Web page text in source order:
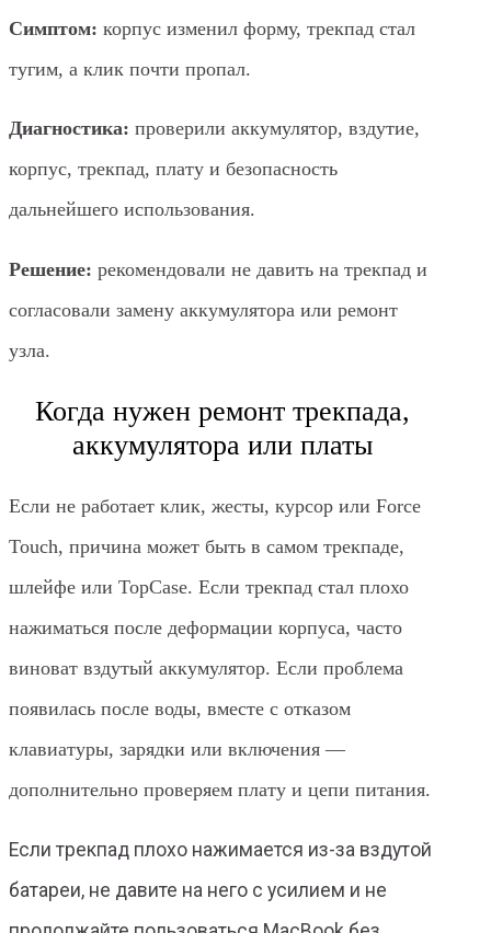
Симптом: корпус изменил форму, трекпад стал
тугим, а клик почти пропал.
Диагностика: проверили аккумулятор, вздутие,
корпус, трекпад, плату и безопасность
дальнейшего использования.
Решение: рекомендовали не давить на трекпад и
согласовали замену аккумулятора или ремонт
узла.
Когда нужен ремонт трекпада,
аккумулятора или платы
Если не работает клик, жесты, курсор или Force
Touch, причина может быть в самом трекпаде,
шлейфе или TopCase. Если трекпад стал плохо
нажиматься после деформации корпуса, часто
виноват вздутый аккумулятор. Если проблема
появилась после воды, вместе с отказом
клавиатуры, зарядки или включения —
дополнительно проверяем плату и цепи питания.
Если трекпад плохо нажимается из-за вздутой
батареи, не давите на него с усилием и не